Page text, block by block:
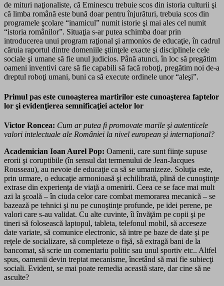
de mituri naţionaliste, că Eminescu trebuie scos din istoria culturii şi
că limba română este bună doar pentru înjurături, trebuia scos din
programele şcolare “inamicul” numit istorie şi mai ales cel numit
“istoria românilor”. Situaţia s-ar putea schimba doar prin
introducerea unui program raţional şi armonios de educaţie, în cadrul
căruia raportul dintre domeniile ştiinţele exacte şi disciplinele cele
sociale şi umane să fie unul judicios. Până atunci, în loc să pregătim
oameni inventivi care să fie capabili să facă roboţi, pregătim noi de-a
dreptul roboţi umani, buni ca să execute ordinele unor “aleşi”.
Primul pas este cunoaşterea martirilor este cunoaşterea faptelor
lor şi evidenţierea semnificaţiei actelor lor
Victor Roncea: Cum ar putea fi promovate marile şi autenticele
valori intelectuale ale României la nivel european şi internaţional?
Academician Ioan Aurel Pop: Oamenii, care sunt fiinţe supuse
erorii şi coruptibile (în sensul dat termenului de Jean-Jacques
Rousseau), au nevoie de educaţie ca să se umanizeze. Soluţia este,
prin urmare, o educaţie armonioasă şi echilibrată, plină de cunoştinţe
extrase din experienţa de viaţă a omenirii. Ceea ce se face mai mult
azi la şcoală – în ciuda celor care combat memorarea mecanică – se
bazează pe tehnici şi nu pe cunoştinţe profunde, pe idei perene, pe
valori care s-au validat. Cu alte cuvinte, îi învăţăm pe copii şi pe
tineri să folosească laptopul, tableta, telefonul mobil, să acceseze
date variate, să comunice electronic, să intre pe baze de date şi pe
reţele de socializare, să completeze o fişă, să extragă bani de la
bancomat, să scrie un comentariu politic sau unul sportiv etc.. Altfel
spus, oamenii devin treptat mecanis­me, încetând să mai fie subiecţi
sociali. Evident, se mai poate remedia această stare, dar cine să ne
asculte?